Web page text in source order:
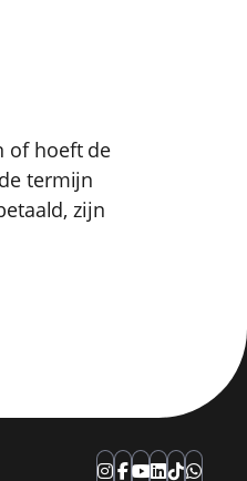
of hoeft de
termijn
zijn